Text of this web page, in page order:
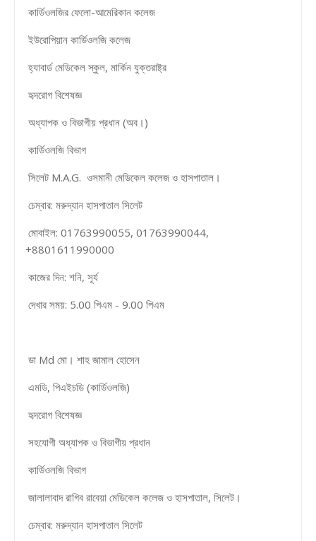
কার্ডিওলজির ফেলো-আমেরিকান কলেজ
ইউরোপিয়ান কার্ডিওলজি কলেজ
হ্যাবার্ড মেডিকেল স্কুল, মার্কিন যুক্তরাষ্ট্র
হৃদরোগ বিশেষজ্ঞ
অধ্যাপক ও বিভাগীয় প্রধান (অব।)
কার্ডিওলজি বিভাগ
সিলেট M.A.G. ওসমানী মেডিকেল কলেজ ও হাসপাতাল।
চেম্বার: মরুদ্যান হাসপাতাল সিলেট
মোবাইল: 01763990055, 01763990044,
+8801611990000
কাজের দিন: শনি, সূর্য
দেখার সময়: 5.00 পিএম - 9.00 পিএম
ডা Md মো। শাহ জামাল হোসেন
এমডি, পিএইচডি (কার্ডিওলজি)
হৃদরোগ বিশেষজ্ঞ
সহযোগী অধ্যাপক ও বিভাগীয় প্রধান
কার্ডিওলজি বিভাগ
জালালাবাদ রাগিব রাবেয়া মেডিকেল কলেজ ও হাসপাতাল, সিলেট।
চেম্বার: মরুদ্যান হাসপাতাল সিলেট